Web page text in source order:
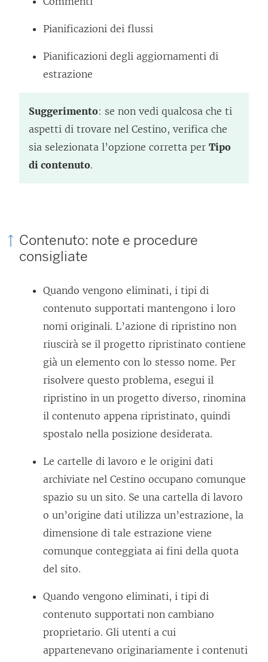
Pianificazioni dei flussi
Pianificazioni degli aggiornamenti di
estrazione
Suggerimento: se non vedi qualcosa che ti
aspetti di trovare nel Cestino, verifica che
sia selezionata l’opzione corretta per Tipo
di contenuto.
Contenuto: note e procedure
consigliate
Quando vengono eliminati, i tipi di
contenuto supportati mantengono i loro
nomi originali. L’azione di ripristino non
riuscirà se il progetto ripristinato contiene
già un elemento con lo stesso nome. Per
risolvere questo problema, esegui il
ripristino in un progetto diverso, rinomina
il contenuto appena ripristinato, quindi
spostalo nella posizione desiderata.
Le cartelle di lavoro e le origini dati
archiviate nel Cestino occupano comunque
spazio su un sito. Se una cartella di lavoro
o un’origine dati utilizza un’estrazione, la
dimensione di tale estrazione viene
comunque conteggiata ai fini della quota
del sito.
Quando vengono eliminati, i tipi di
contenuto supportati non cambiano
proprietario. Gli utenti a cui
appartenevano originariamente i contenuti